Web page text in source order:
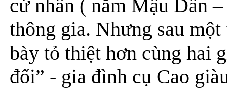
cử nhân ( năm Mậu Dần
thông gia. Nhưng sau
bày tỏ thiệt hơn cùng hai
đối” - gia đình cụ Cao